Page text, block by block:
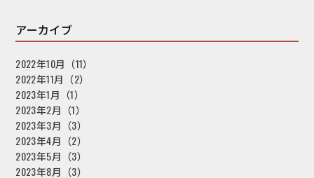
アーカイブ
2022年10月（11）
2022年11月（2）
2023年1月（1）
2023年2月（1）
2023年3月（3）
2023年4月（2）
2023年5月（3）
2023年8月（3）